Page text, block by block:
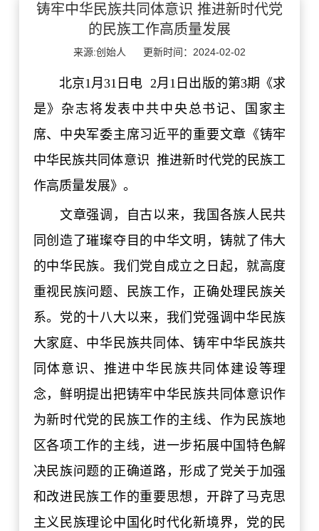
铸牢中华民族共同体意识 推进新时代党
的民族工作高质量发展
来源:创始人 更新时间：2024-02-02
北京1月31日电 2月1日出版的第3期《求
是》杂志将发表中共中央总书记、国家主
席、中央军委主席习近平的重要文章《铸牢
中华民族共同体意识 推进新时代党的民族工
作高质量发展》。
文章强调，自古以来，我国各族人民共
同创造了璀璨夺目的中华文明，铸就了伟大
的中华民族。我们党自成立之日起，就高度
重视民族问题、民族工作，正确处理民族关
系。党的十八大以来，我们党强调中华民族
大家庭、中华民族共同体、铸牢中华民族共
同体意识、推进中华民族共同体建设等理
念，鲜明提出把铸牢中华民族共同体意识作
为新时代党的民族工作的主线、作为民族地
区各项工作的主线，进一步拓展中国特色解
决民族问题的正确道路，形成了党关于加强
和改进民族工作的重要思想，开辟了马克思
主义民族理论中国化时代化新境界，党的民